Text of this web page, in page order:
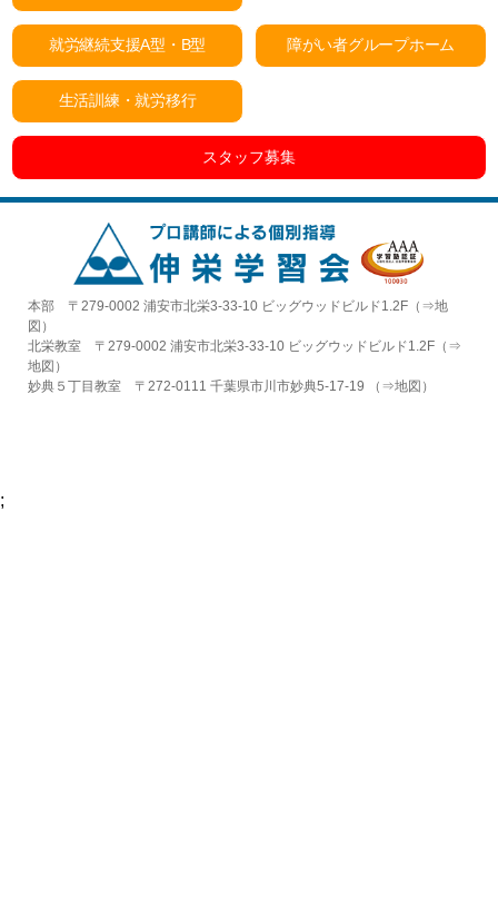
就労継続支援A型・B型 障がい者グループホーム
生活訓練・就労移行
スタッフ募集
本部 〒279-0002 浦安市北栄3-33-10 ビッグウッドビルド1.2F（⇒地
図 ）
北栄教室 〒279-0002 浦安市北栄3-33-10 ビッグウッドビルド1.2F（⇒
地図 ）
妙典５丁目教室 〒272-0111 千葉県市川市妙典5-17-19 （⇒地図 ）
;